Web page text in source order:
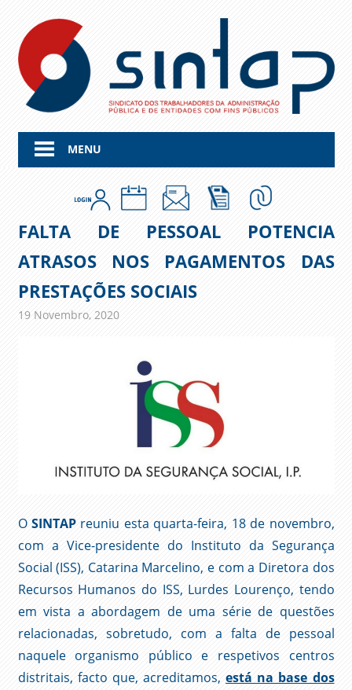
content
MENU
FALTA DE PESSOAL POTENCIA
ATRASOS NOS PAGAMENTOS DAS
PRESTAÇÕES SOCIAIS
19 Novembro, 2020admin
Comunicados
O SINTAPreuniu esta quarta-feira, 18 de novembro,
com a Vice-presidente do Instituto da Segurança
Social (ISS), Catarina Marcelino, e com a Diretora dos
Recursos Humanos do ISS, Lurdes Lourenço, tendo
em vista a abordagem de uma série de questões
relacionadas, sobretudo, com a falta de pessoal
naquele organismo público e respetivos centros
distritais, facto que, acreditamos,está na base dos